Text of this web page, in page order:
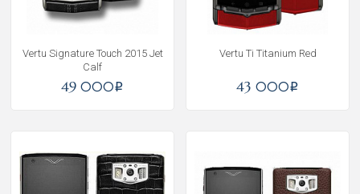
Vertu Signature Touch 2015 Jet
Calf
49 000i
Vertu Ti Titanium Red
43 000i